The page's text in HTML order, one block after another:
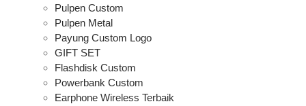
Pulpen Custom
Pulpen Metal
Payung Custom Logo
GIFT SET
Flashdisk Custom
Powerbank Custom
Earphone Wireless Terbaik